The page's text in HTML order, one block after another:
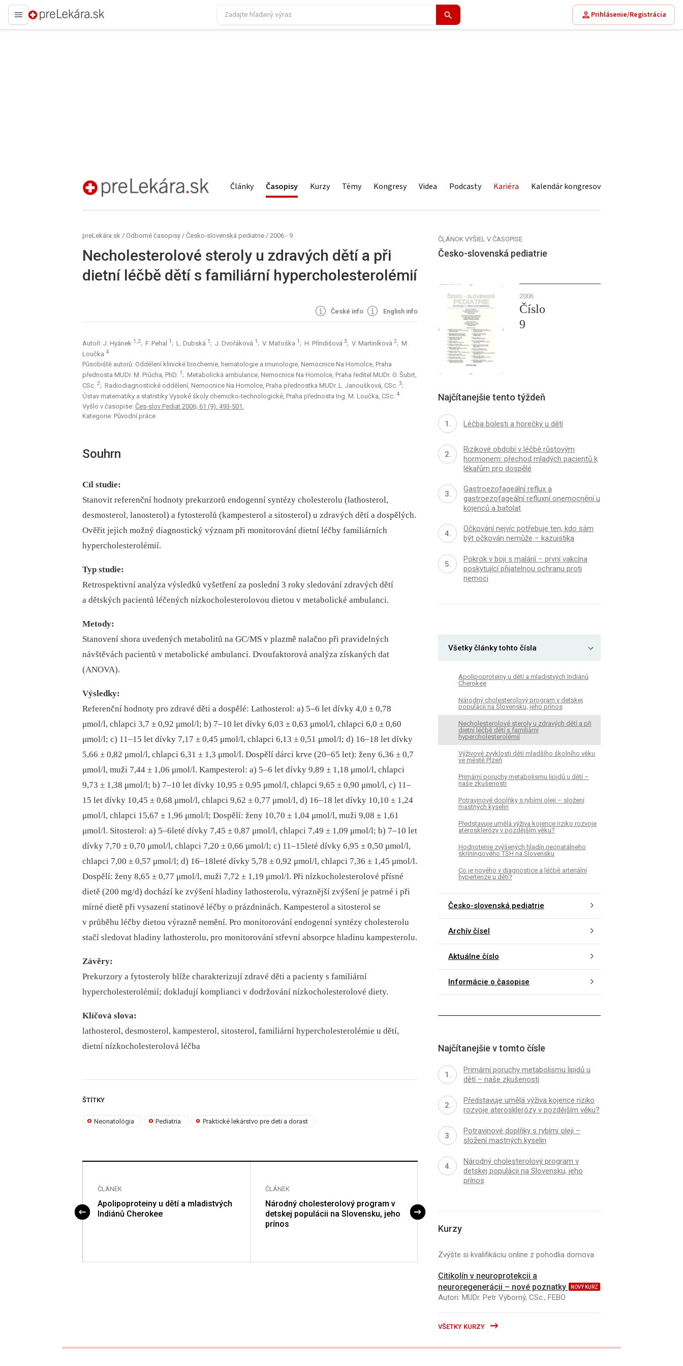
preLekára.sk
Prihlásenie/Registrácia
preLekára.sk Články Časopisy Kurzy Témy Kongresy Videa Podcasty Kariéra Kalendár kongresov
preLekára.sk / Odborné časopisy / Česko-slovenská pediatrie / 2006 - 9
Necholesterolové steroly u zdravých dětí a při
dietní léčbě dětí s familiární hypercholesterolémií
České info English info
Autoři: J. Hyánek 1,2; F. Pehal 1 ; L. Dubská 1 ; J. Dvořáková 1 ; V. Maťoška 1 ; H. Přindišová 3; V. Martiníková 2; M.
Loučka 4
Působiště autorů: Oddělení klinické biochemie, hematologie a imunologie, Nemocnice Na Homolce, Praha
přednosta MUDr. M. Průcha, PhD. 1; Metabolická ambulance, Nemocnice Na Homolce, Praha ředitel MUDr. O. Šubrt,
CSc. 2; Radiodiagnostické oddělení, Nemocnice Na Homolce, Praha přednostka MUDr. L. Janoušková, CSc. 3;
Ústav matematiky a statistiky Vysoké školy chemicko-technologické, Praha přednosta Ing. M. Loučka, CSc. 4
Vyšlo v časopise: Čes-slov Pediat 2006; 61 (9): 493-501.
Kategorie: Původní práce
Souhrn
Cíl studie:
Stanovit referenční hodnoty prekurzorů endogenní syntézy cholesterolu (lathosterol,
desmosterol, lanosterol) a fytosterolů (kampesterol a sitosterol) u zdravých dětí a dospělých.
Ověřit jejich možný diagnostický význam při monitorování dietní léčby familiárních
hypercholesterolémií.
Typ studie:
Retrospektivní analýza výsledků vyšetření za poslední 3 roky sledování zdravých dětí
a dětských pacientů léčených nízkocholesterolovou dietou v metabolické ambulanci.
Metody:
Stanovení shora uvedených metabolitů na GC/MS v plazmě nalačno při pravidelných
návštěvách pacientů v metabolické ambulanci. Dvoufaktorová analýza získaných dat
(ANOVA).
Výsledky:
Referenční hodnoty pro zdravé děti a dospělé: Lathosterol: a) 5–6 let dívky 4,0 ± 0,78
μmol/l, chlapci 3,7 ± 0,92 μmol/l; b) 7–10 let dívky 6,03 ± 0,63 μmol/l, chlapci 6,0 ± 0,60
μmol/l; c) 11–15 let dívky 7,17 ± 0,45 μmol/l, chlapci 6,13 ± 0,51 μmol/l; d) 16–18 let dívky
5,66 ± 0,82 μmol/l, chlapci 6,31 ± 1,3 μmol/l. Dospělí dárci krve (20–65 let): ženy 6,36 ± 0,7
μmol/l, muži 7,44 ± 1,06 μmol/l. Kampesterol: a) 5–6 let dívky 9,89 ± 1,18 μmol/l, chlapci
9,73 ± 1,38 μmol/l; b) 7–10 let dívky 10,95 ± 0,95 μmol/l, chlapci 9,65 ± 0,90 μmol/l, c) 11–
15 let dívky 10,45 ± 0,68 μmol/l, chlapci 9,62 ± 0,77 μmol/l, d) 16–18 let dívky 10,10 ± 1,24
μmol/l, chlapci 15,67 ± 1,96 μmol/l; Dospělí: ženy 10,70 ± 1,04 μmol/l, muži 9,08 ± 1,61
μmol/l. Sitosterol: a) 5–6leté dívky 7,45 ± 0,87 μmol/l, chlapci 7,49 ± 1,09 μmol/l; b) 7–10 let
dívky 7,70 ± 0,70 μmol/l, chlapci 7,20 ± 0,66 μmol/l; c) 11–15leté dívky 6,95 ± 0,50 μmol/l,
chlapci 7,00 ± 0,57 μmol/l; d) 16–18leté dívky 5,78 ± 0,92 μmol/l, chlapci 7,36 ± 1,45 μmol/l.
Dospělí: ženy 8,65 ± 0,77 μmol/l, muži 7,72 ± 1,19 μmol/l. Při nízkocholesterolové přísné
dietě (200 mg/d) dochází ke zvýšení hladiny lathosterolu, výraznější zvýšení je patrné i při
mírné dietě při vysazení statinové léčby o prázdninách. Kampesterol a sitosterol se
v průběhu léčby dietou výrazně nemění. Pro monitorování endogenní syntézy cholesterolu
stačí sledovat hladiny lathosterolu, pro monitorování střevní absorpce hladinu kampesterolu.
Závěry:
Prekurzory a fytosteroly blíže charakterizují zdravé děti a pacienty s familiární
hypercholesterolémií; dokladují komplianci v dodržování nízkocholesterolové diety.
Klíčová slova:
lathosterol, desmosterol, kampesterol, sitosterol, familiární hypercholesterolémie u dětí,
dietní nízkocholesterolová léčba
ŠTÍTKY
Neonatológia Pediatria Praktické lekárstvo pre deti a dorast
ČLÁNEK
Apolipoproteiny u dětí a mladistvých
Indiánů Cherokee
ČLÁNEK
Národný cholesterolový program v
detskej populácii na Slovensku, jeho
prínos
školního věku ve městě Plzeň
ČLÁNOK VYŠIEL V ČASOPISE
Česko-slovenská pediatrie
2006
Číslo
9
Najčítanejšie tento týždeň
Léčba bolesti a horečky u dětí
Rizikové období v léčbě růstovým
hormonem: přechod mladých pacientů k
lékařům pro dospělé
Gastroezofageální reflux a
gastroezofageální refluxní onemocnění u
kojenců a batolat
Očkování nejvíc potřebuje ten, kdo sám
být očkován nemůže − kazuistika
Pokrok v boji s malárií − první vakcína
poskytující přijatelnou ochranu proti
nemoci
Všetky články tohto čísla
Apolipoproteiny u dětí a mladistvých Indiánů
Cherokee
Národný cholesterolový program v detskej
populácii na Slovensku, jeho prínos
Necholesterolové steroly u zdravých dětí a při
dietní léčbě dětí s familiární
hypercholesterolémií
Výživové zvyklosti dětí mladšího školního věku
ve městě Plzeň
Primární poruchy metabolismu lipidů u dětí –
naše zkušenosti
Potravinové doplňky s rybími oleji – složení
mastných kyselin
Představuje umělá výživa kojence riziko rozvoje
aterosklerózy v pozdějším věku?
Hodnotenie zvýšených hladín neonatálneho
skríningového TSH na Slovensku
Co je nového v diagnostice a léčbě arteriální
hypertenze u dětí?
Česko-slovenská pediatrie
Archív čísel
Aktuálne číslo
Informácie o časopise
Najčítanejšie v tomto čísle
Primární poruchy metabolismu lipidů u
dětí – naše zkušenosti
Představuje umělá výživa kojence riziko
rozvoje aterosklerózy v pozdějším věku?
Potravinové doplňky s rybími oleji –
složení mastných kyselin
Národný cholesterolový program v
detskej populácii na Slovensku, jeho
prínos
Kurzy
Zvýšte si kvalifikáciu online z pohodlia domova
Citikolín v neuroprotekcii a
neuroregenerácii – nové poznatky
NOVÝ KURZ
Autori: MUDr. Petr Výborný, CSc., FEBO
VŠETKY KURZY